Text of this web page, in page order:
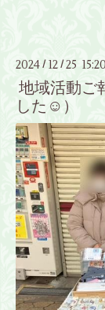
2024 / 12 /25 15:20
地域活動ご
した☺️）